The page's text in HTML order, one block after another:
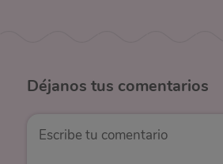
Déjanos tus comentarios